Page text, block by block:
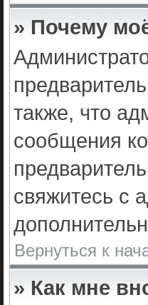
» Почему
также, что
сообщения
свяжитесь с
Вернуться к
» Как мне